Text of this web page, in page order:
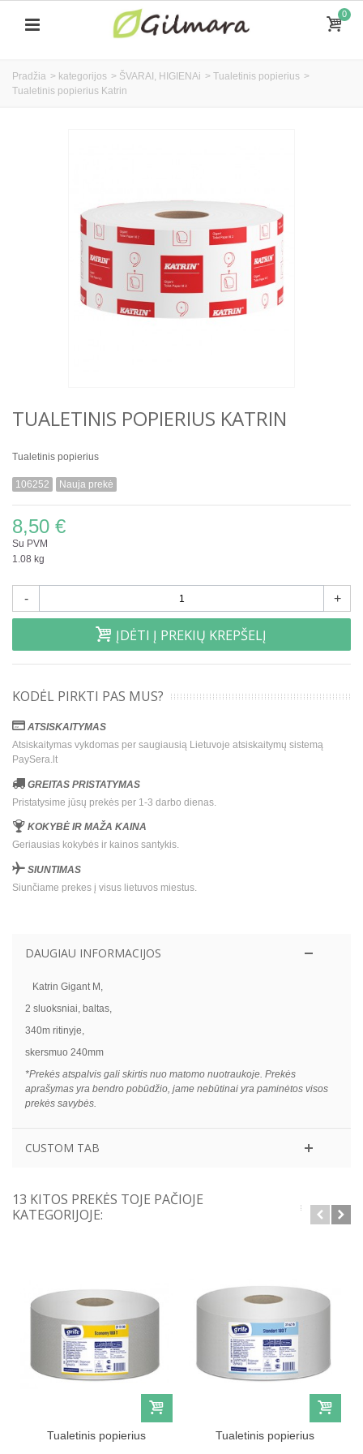
0
Pradžia > kategorijos > ŠVARAI, HIGIENAi > Tualetinis popierius >
Tualetinis popierius Katrin
TUALETINIS POPIERIUS KATRIN
Tualetinis popierius
106252 Nauja prekė
8,50 €
Su PVM
1.08 kg
- +
ĮDĖTI Į PREKIŲ KREPŠELĮ
KODĖL PIRKTI PAS MUS?
ATSISKAITYMAS
Atsiskaitymas vykdomas per saugiausią Lietuvoje atsiskaitymų sistemą
PaySera.lt
GREITAS PRISTATYMAS
Pristatysime jūsų prekės per 1-3 darbo dienas.
KOKYBĖ IR MAŽA KAINA
Geriausias kokybės ir kainos santykis.
SIUNTIMAS
Siunčiame prekes į visus lietuvos miestus.
DAUGIAU INFORMACIJOS
Katrin Gigant M,
2 sluoksniai, baltas,
340m ritinyje,
skersmuo 240mm
*Prekės atspalvis gali skirtis nuo matomo nuotraukoje. Prekės
aprašymas yra bendro pobūdžio, jame nebūtinai yra paminėtos visos
prekės savybės.
CUSTOM TAB
13 KITOS PREKĖS TOJE PAČIOJE
KATEGORIJOJE:
Tualetinis popierius
Tualetinis popierius